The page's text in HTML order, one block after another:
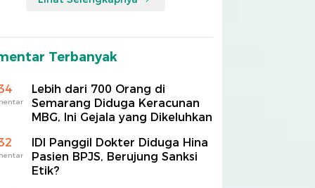
Terbanyak
Lebih dari 700 Orang di
Semarang Diduga Keracunan
MBG, Ini Gejala yang Dikeluhkan
IDI Panggil Dokter Diduga Hina
Pasien BPJS, Berujung Sanksi
Etik?